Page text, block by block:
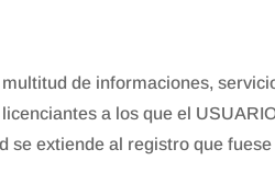
de informaciones,
a los que el
extiende al registro que